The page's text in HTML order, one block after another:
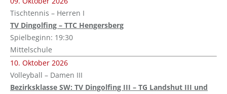
Tischtennis – Herren I
TV Dingolfing – TTC Hengersberg
Spielbeginn: 19:30
Mittelschule
10. Oktober 2026
Volleyball – Damen III
Bezirksklasse SW: TV Dingolfing III – TG Landshut III und